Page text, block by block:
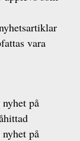
vara
på
på